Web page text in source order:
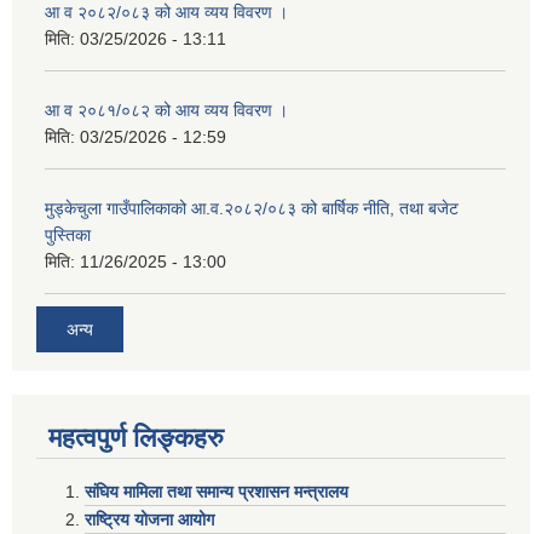
आ व २०८२/०८३ को आय व्यय विवरण ।
मिति: 03/25/2026 - 13:11
आ व २०८१/०८२ को आय व्यय विवरण ।
मिति: 03/25/2026 - 12:59
मुड्केचुला गाउँपालिकाको आ.व.२०८२/०८३ को बार्षिक नीति, तथा बजेट
पुस्तिका
मिति: 11/26/2025 - 13:00
अन्य
महत्वपुर्ण लिङ्कहरु
संघिय मामिला तथा समान्य प्रशासन मन्त्रालय
राष्ट्रिय योजना आयोग